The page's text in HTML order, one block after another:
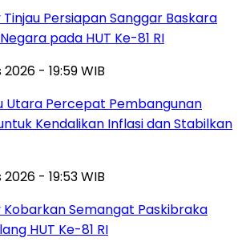
Persiapan Sanggar Baskara
pada HUT Ke-81 RI
- 19:59 WIB
Utara Percepat Pembangunan
Kendalikan Inflasi dan Stabilkan
- 19:53 WIB
Semangat Paskibraka
HUT Ke-81 RI